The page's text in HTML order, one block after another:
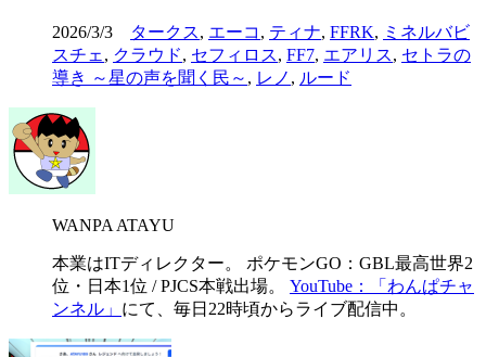
2026/3/3 タークス, エーコ , ティナ, FFRK, ミネルバビ
スチェ , クラウド, セフィロス, FF7, エアリス, セトラの
導き ～星の声を聞く民～ , レノ , ルード
WANPA ATAYU
本業はITディレクター。 ポケモンGO：GBL最高世界2
位・日本1位 / PJCS本戦出場。 YouTube：「わんぱチャ
ンネル」 にて、毎日22時頃からライブ配信中。